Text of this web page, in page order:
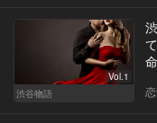
Vol.1
渋谷物語